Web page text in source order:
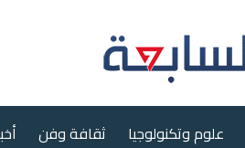
علوم وتكنولوجيا ثقافة وفن